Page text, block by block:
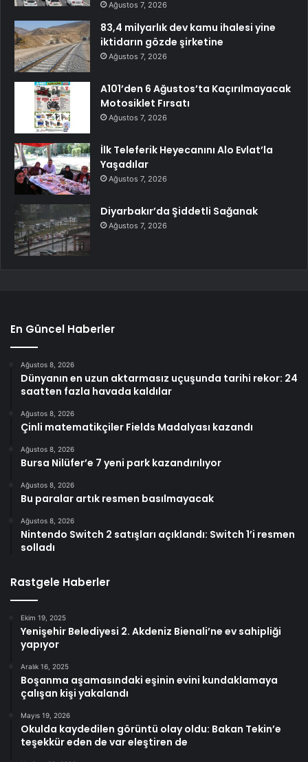
Ağustos 7, 2026
83,4 milyarlık dev kamu ihalesi yine
iktidarın gözde şirketine
Ağustos 7, 2026
A101’den 6 Ağustos’ta Kaçırılmayacak
Motosiklet Fırsatı
Ağustos 7, 2026
İlk Teleferik Heyecanını Alo Evlat’la
Yaşadılar
Ağustos 7, 2026
Diyarbakır’da Şiddetli Sağanak
Ağustos 7, 2026
En Güncel Haberler
Ağustos 8, 2026
Dünyanın en uzun aktarmasız uçuşunda tarihi rekor: 24
saatten fazla havada kaldılar
Ağustos 8, 2026
Çinli matematikçiler Fields Madalyası kazandı
Ağustos 8, 2026
Bursa Nilüfer’e 7 yeni park kazandırılıyor
Ağustos 8, 2026
Bu paralar artık resmen basılmayacak
Ağustos 8, 2026
Nintendo Switch 2 satışları açıklandı: Switch 1’i resmen
solladı
Rastgele Haberler
Ekim 19, 2025
Yenişehir Belediyesi 2. Akdeniz Bienali’ne ev sahipliği
yapıyor
Aralık 16, 2025
Boşanma aşamasındaki eşinin evini kundaklamaya
çalışan kişi yakalandı
Mayıs 19, 2026
Okulda kaydedilen görüntü olay oldu: Bakan Tekin’e
teşekkür eden de var eleştiren de